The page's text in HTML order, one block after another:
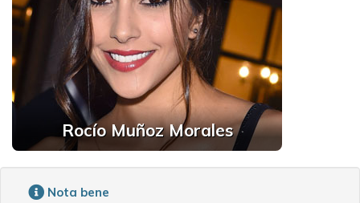
Rocío Muñoz Morales
Nota bene